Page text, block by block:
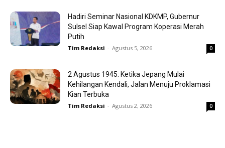
Hadiri Seminar Nasional KDKMP, Gubernur
Sulsel Siap Kawal Program Koperasi Merah
Putih
Tim Redaksi - Agustus 5, 2026 0
2 Agustus 1945: Ketika Jepang Mulai
Kehilangan Kendali, Jalan Menuju Proklamasi
Kian Terbuka
Tim Redaksi - Agustus 2, 2026 0